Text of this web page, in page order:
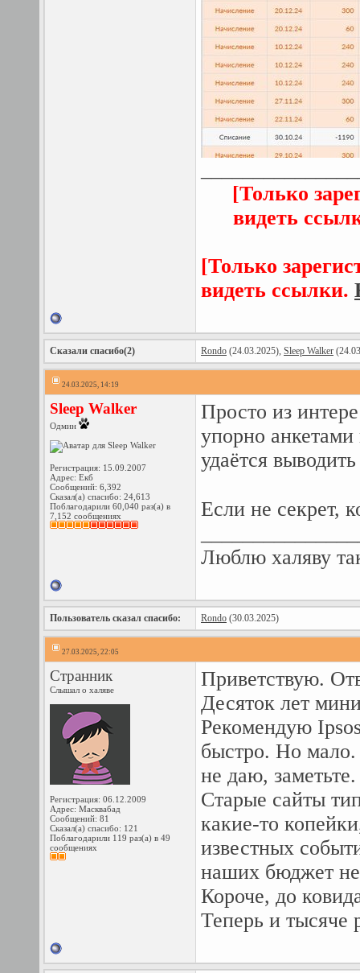
[Только
видеть
[Только
видеть ссылки.
Сказали спасибо(2) Rondo (24.03.2025), Sleep Walker
24.03.2025, 14:19
Sleep Walker
Одмин
Регистрация: 15.09.2007
Адрес: Екб
Сообщений: 6,392
Сказал(а) спасибо: 24,613
Поблагодарили 60,040 раз(а) в
7,152 сообщениях
Просто из
упорно
удаётся
Если не секрет,
Люблю халяву
Пользователь сказал cпасибо: Rondo (30.03.2025)
27.03.2025, 22:05
Странник
Слышал о халяве
Регистрация: 06.12.2009
Адрес: Масквабад
Сообщений: 81
Сказал(а) спасибо: 121
Поблагодарили 119 раз(а) в 49
сообщениях
Приветствую.
Десяток лет
Рекомендую
быстро. Но
не даю, заметьте.
Старые сайты
какие-то
известных
наших бюджет не
Короче, до
Теперь и тысяче